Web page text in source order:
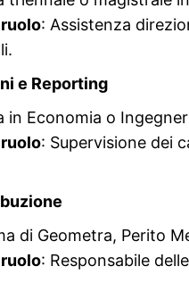
: Assistenza
e Reporting
in Economia o
: Supervisione dei
di Geometra, Perito
: Responsabile